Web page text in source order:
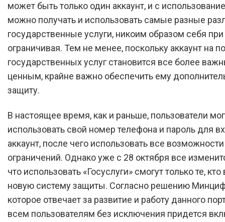
может быть только один аккаунт, и с
можно получать и использовать самые разные
государственные услуги, никоим образом себя
ограничивая. Тем не менее, поскольку аккаунт на
государственных услуг становится все более
ценным, крайне важно обеспечить ему
защиту.
В настоящее время, как и раньше, пользователи
использовать свой номер телефона и пароль для
аккаунт, после чего использовать все
ограничений. Однако уже с 28 октября все
что использовать «Госуслуги» смогут только те,
новую систему защиты. Согласно решению
которое отвечает за развитие и работу данного
всем пользователям без исключения придется